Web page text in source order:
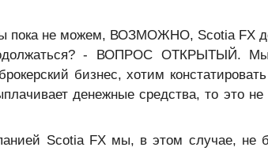
пока не можем, ВОЗМОЖНО, Scotia FX
- ВОПРОС ОТКРЫТЫЙ.
бизнес, хотим
денежные средства, то это
Scotia FX мы, в этом случае, не